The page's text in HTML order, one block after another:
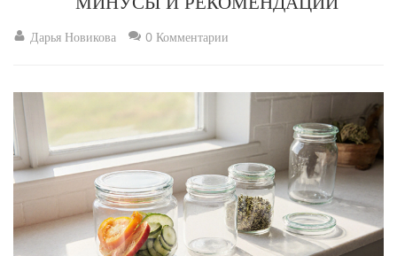
Дарья Новикова 0 Комментарии